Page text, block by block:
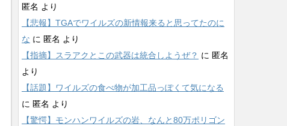
匿名 より
【悲報】TGAでワイルズの新情報来ると思ってたのに
な に 匿名 より
【指摘】スラアクとこの武器は統合しようぜ？ に 匿名
より
【話題】ワイルズの食べ物が加工品っぽくて気になる
に 匿名 より
【驚愕】モンハンワイルズの岩、なんと80万ポリゴン